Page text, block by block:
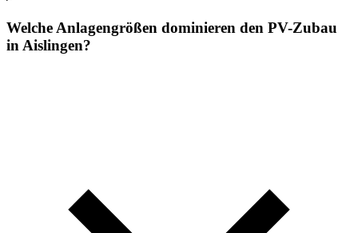
Welche Anlagengrößen dominieren den PV-Zubau
in Aislingen?